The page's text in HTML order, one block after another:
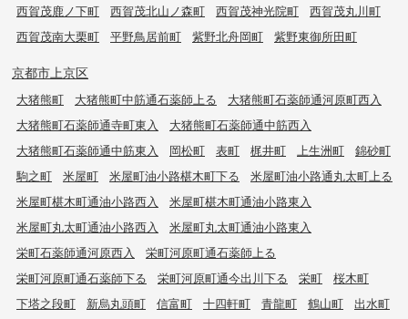
西賀茂鹿ノ下町
西賀茂北山ノ森町 西賀茂神光院町
西賀茂丸川町
西賀茂南大栗町
平野鳥居前町 紫野北舟岡町 紫野東御所田町
京都市上京区
大猪熊町 大猪熊町中筋通石薬師上る
大猪熊町石薬師通河原町西入
大猪熊町石薬師通寺町東入
大猪熊町石薬師通中筋西入
大猪熊町石薬師通中筋東入
岡松町 表町 梶井町 上生洲町
錦砂町
駒之町
米屋町 米屋町油小路椹木町下る
米屋町油小路通丸太町上る
米屋町椹木町通油小路西入
米屋町椹木町通油小路東入
米屋町丸太町通油小路西入
米屋町丸太町通油小路東入
栄町石薬師通河原西入
栄町河原町通石薬師上る
栄町河原町通石薬師下る
栄町河原町通今出川下る 栄町
桜木町
下塔之段町
新烏丸頭町 信富町 十四軒町 青龍町 鶴山町
出水町